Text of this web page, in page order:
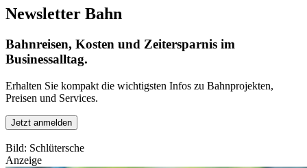
Newsletter Bahn
Bahnreisen, Kosten und Zeitersparnis im
Businessalltag.
Erhalten Sie kompakt die wichtigsten Infos zu Bahnprojekten,
Preisen und Services.
Jetzt anmelden
Bild: Schlütersche
Anzeige